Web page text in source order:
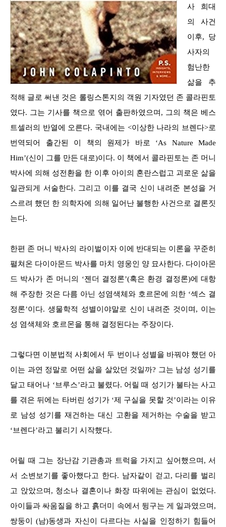
사 희대
의 사건
이후, 당
사자의
험난한
삶을 추
적해 글로 써낸 것은 롤링스톤지의 객원 기자였던 존 콜라핀토
였다. 그는 기사를 책으로 엮어 출판하였으며, 그의 책은 베스
트셀러의 반열에 오른다. 국내에는 <이상한 나라의 브렌다>로
번역되어 출간된 이 책의 원제가 바로 ‘As Nature Made
Him’(신이 그를 만든 대로)이다. 이 책에서 콜라핀토는 존 머니
박사에 의해 성전환을 한 이후 아이의 혼란스럽고 괴로운 삶을
일관되게 서술한다. 그리고 이를 결국 신이 내려준 본성을 거
스르려 했던 한 의학자에 의해 일어난 불행한 사건으로 결론짓
는다.
한편 존 머니 박사의 라이벌이자 이에 반대되는 이론을 꾸준히
펼쳐온 다이아몬드 박사를 마치 영웅인 양 묘사한다. 다이아몬
드 박사가 존 머니의 ‘젠더 결정론’(혹은 환경 결정론)에 대항
해 주장한 것은 다름 아닌 성염색체와 호르몬에 의한 ‘섹스 결
정론’이다. 생물학적 성별이야말로 신이 내려준 것이며, 이는
성 염색체와 호르몬을 통해 결정된다는 주장이다.
그렇다면 이분법적 사회에서 두 번이나 성별을 바꿔야 했던 아
이는 과연 정말로 어떤 삶을 살았던 것일까? 그는 남성 성기를
달고 태어나 ‘브루스’라고 불렸다. 어릴 때 성기가 불타는 사고
를 겪은 뒤에는 타버린 성기가 ‘제 구실을 못할 것’이라는 이유
로 남성 성기를 재건하는 대신 고환을 제거하는 수술을 받고
‘브렌다’라고 불리기 시작했다.
어릴 때 그는 장난감 기관총과 트럭을 가지고 싶어했으며, 서
서 소변보기를 좋아했다고 한다. 남자같이 걷고, 다리를 벌리
고 앉았으며, 청소나 결혼이나 화장 따위에는 관심이 없었다.
아이들과 싸움질을 하고 흙더미 속에서 뒹구는 게 일과였으며,
쌍둥이 (남)동생과 자신이 다르다는 사실을 인정하기 힘들어